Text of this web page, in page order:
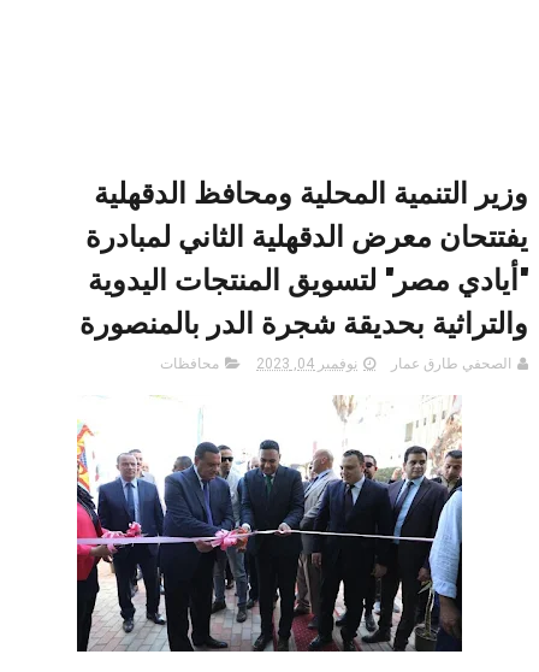
وزير التنمية المحلية ومحافظ الدقهلية
يفتتحان معرض الدقهلية الثاني لمبادرة
"أيادي مصر" لتسويق المنتجات اليدوية
والتراثية بحديقة شجرة الدر بالمنصورة
الصحفي طارق عمار نوفمبر 04, 2023 محافظات